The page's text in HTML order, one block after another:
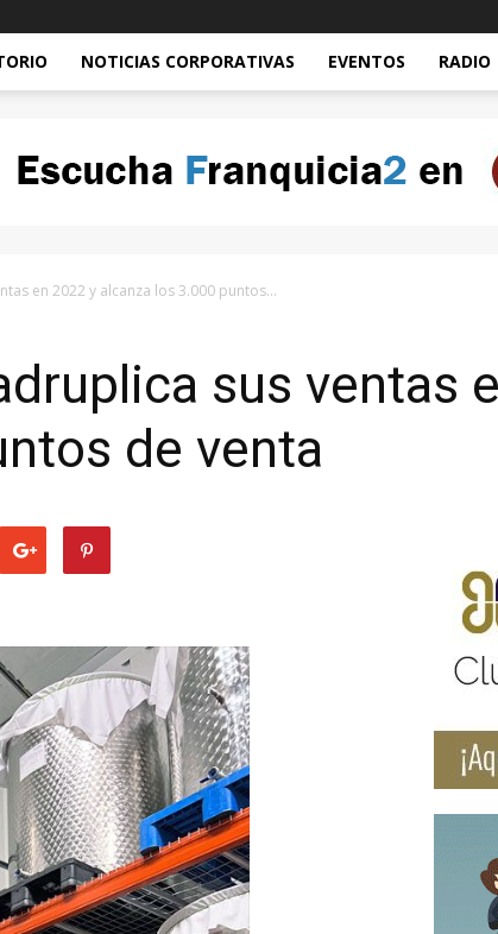
NOTICIAS CORPORATIVAS EVENTOS RADIO
en 2022 y alcanza los 3.000 puntos...
sus ventas
de venta